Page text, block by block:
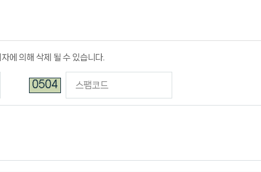
에 의해 삭제 될 수 있습니다.